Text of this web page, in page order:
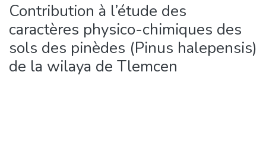
Contribution à l’étude des
caractères physico-chimiques des
sols des pinèdes (Pinus halepensis)
de la wilaya de Tlemcen